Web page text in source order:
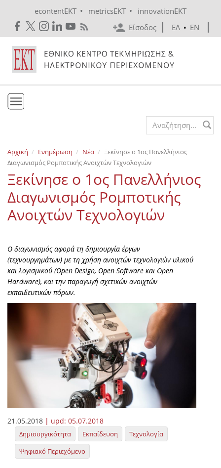
econtentEKT • metricsEKT •
innovationEKT
Είσοδος
ΕΛ • EN
Εκδόσεις
Επικοινωνία
Search form
Αρχική Ενημέρωση Νέα
Ξεκίνησε ο 1ος Πανελλήνιος
Διαγωνισμός Ρομποτικής Ανοιχτών Τεχνολογιών
Ξεκίνησε ο 1ος Πανελλήνιος
Διαγωνισμός Ρομποτικής
Ανοιχτών Τεχνολογιών
Ο διαγωνισμός αφορά τη δημιουργία έργων
(τεχνουργημάτων) με τη χρήση ανοιχτών τεχνολογιών υλικού
και λογισμικού (Open Design, Open Software και Open
Hardware), και την παραγωγή σχετικών ανοιχτών
εκπαιδευτικών πόρων.
21.05.2018 | upd: 05.07.2018
Δημιουργικότητα Εκπαίδευση
Τεχνολογία
Ψηφιακό Περιεχόμενο